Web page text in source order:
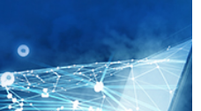
（PC+移动）；小红书、抖
（PC+移动）、新浪微博